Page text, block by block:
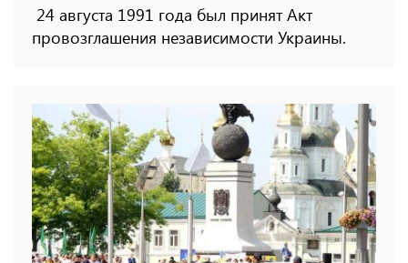
24 августа 1991 года был принят Акт
провозглашения независимости Украины.